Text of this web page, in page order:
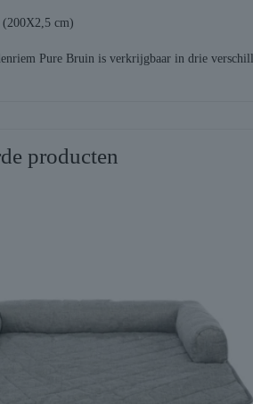
cm)
Pure Bruin is verkrijgbaar in drie
producten